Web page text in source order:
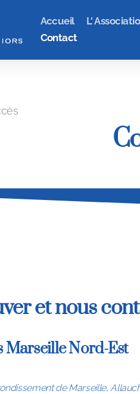
Accueil L'
Contact
et nous
Marseille Nord-Est
de Marseille,